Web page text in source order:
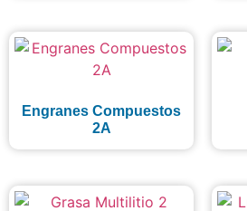
Engranes Compuestos
2A